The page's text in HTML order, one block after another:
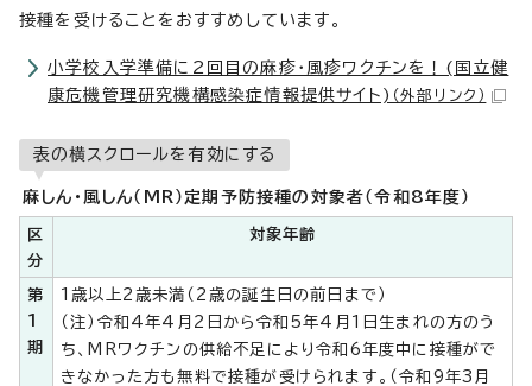
接種を受けることをおすすめしています。
小学校入学準備に2回目の麻疹・風疹ワクチンを！(国立健
康危機管理研究機構感染症情報提供サイト) （外部リンク）
表の横スクロールを有効にする
麻しん・風しん（MR）定期予防接種の対象者（令和8年度）
区
分
対象年齢
第
1
期
1歳以上2歳未満（2歳の誕生日の前日まで）
（注）令和4年4月2日から令和5年4月1日生まれの方のう
ち、MRワクチンの供給不足により令和6年度中に接種がで
きなかった方も無料で接種が受けられます。（令和9年3月